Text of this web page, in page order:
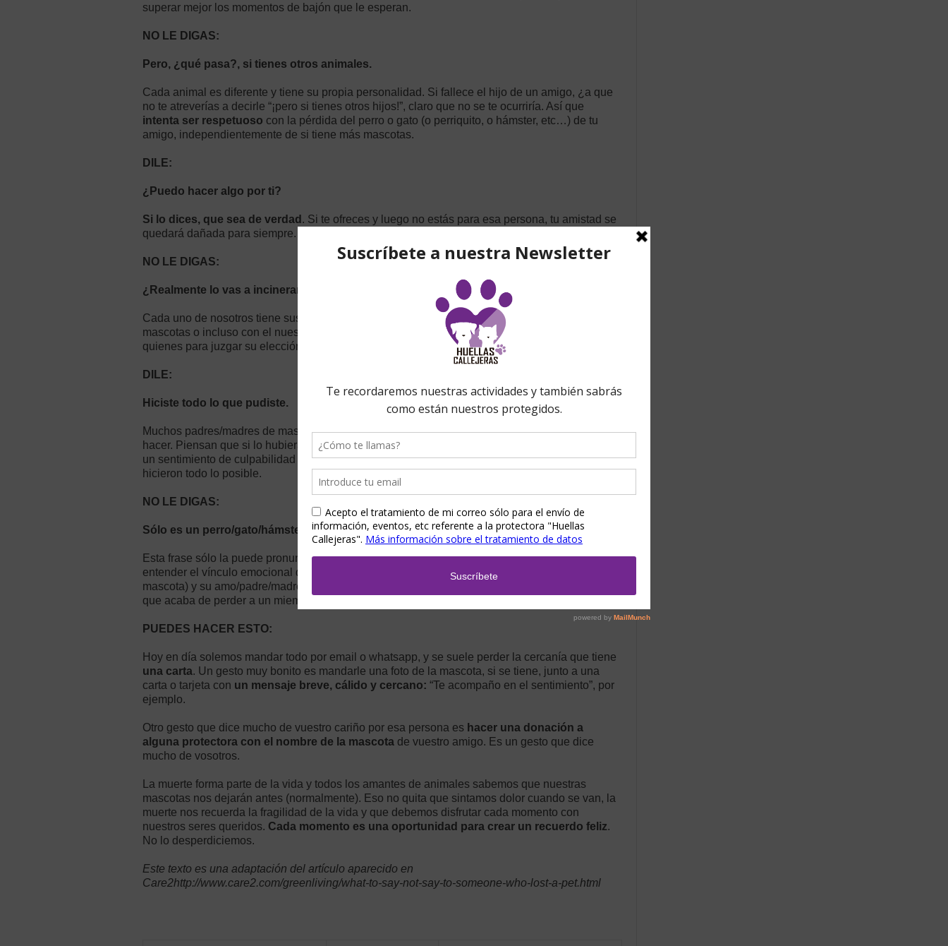
superar mejor los momentos de bajón que le esperan.
NO LE DIGAS:
Pero, ¿qué pasa?, si tienes otros animales.
Cada animal es diferente y tiene su propia personalidad. Si fallece el hijo de un amigo, ¿a que
no te atreverías a decirle “¡pero si tienes otros hijos!”, claro que no se te ocurriría. Así que
intenta ser respetuoso con la pérdida del perro o gato (o perriquito, o hámster, etc…) de tu
amigo, independientemente de si tiene más mascotas.
DILE:
¿Puedo hacer algo por ti?
Si lo dices, que sea de verdad . Si te ofreces y luego no estás para esa persona, tu amistad se
quedará dañada para siempre.
NO LE DIGAS:
¿Realmente lo vas a incinerar?
Cada uno de nosotros tiene sus propios deseos sobre cómo proceder con el funeral de nuestras
mascotas o incluso con el nuestro. Cada uno es libre de elegir la manera. Así que no somos
quienes para juzgar su elección. Hacerlo demuestra muy poca sensibilidad por parte nuestra..
DILE:
Hiciste todo lo que pudiste.
Muchos padres/madres de mascotas sienten que a lo mejor no hicieron todo lo que se podía
hacer. Piensan que si lo hubieran llevado antes al veterinario podría estar vivo todavía. Tienen
un sentimiento de culpabilidad que se ve aliviado, aunque sea un poquito, si les repetimos que
hicieron todo lo posible.
NO LE DIGAS:
Sólo es un perro/gato/hámster…
Esta frase sólo la puede pronunciar alguien que nunca ha tenido una mascota. No acaba de
entender el vínculo emocional que se establece entre un perro o un gato (o cualquier otra
mascota) y su amo/padre/madre. Sería interesante ver si también se permitiría decirla a alguien
que acaba de perder a un miembro de su familia.
PUEDES HACER ESTO:
Hoy en día solemos mandar todo por email o whatsapp, y se suele perder la cercanía que tiene
una carta. Un gesto muy bonito es mandarle una foto de la mascota, si se tiene, junto a una
carta o tarjeta con un mensaje breve, cálido y cercano: “Te acompaño en el sentimiento”, por
ejemplo.
Otro gesto que dice mucho de vuestro cariño por esa persona es hacer una donación a
alguna protectora con el nombre de la mascota de vuestro amigo. Es un gesto que dice
mucho de vosotros.
La muerte forma parte de la vida y todos los amantes de animales sabemos que nuestras
mascotas nos dejarán antes (normalmente). Eso no quita que sintamos dolor cuando se van, la
muerte nos recuerda la fragilidad de la vida y que debemos disfrutar cada momento con
nuestros seres queridos. Cada momento es una oportunidad para crear un recuerdo feliz.
No lo desperdiciemos.
Este texto es una adaptación del artículo aparecido en
Care2http://www.care2.com/greenliving/what-to-say-not-say-to-someone-who-lost-a-pet.html